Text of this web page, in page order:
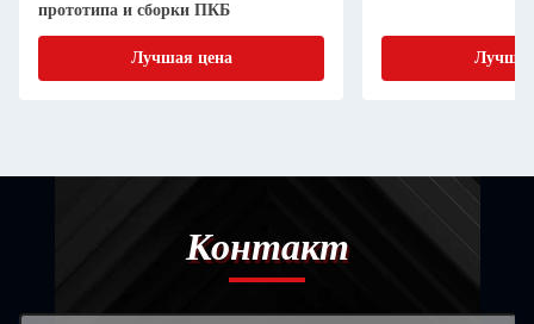
прототипа и сборки ПКБ
Лучшая цена
Контакт